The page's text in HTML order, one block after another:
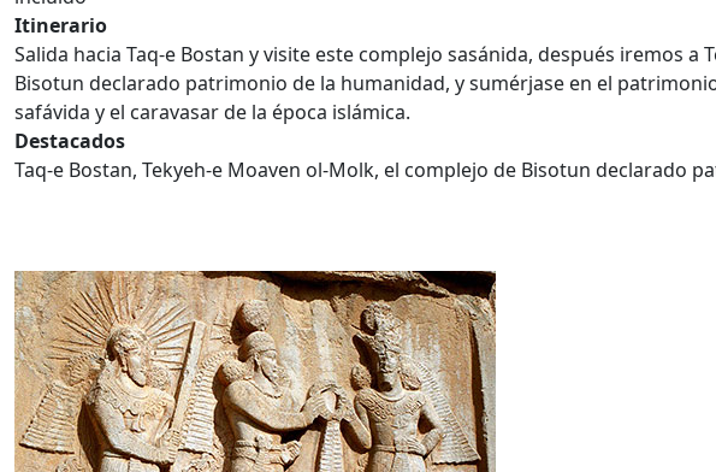
Itinerario
Salida hacia Taq-e Bostan y visite este complejo sasánida, después iremos
Bisotun declarado patrimonio de la humanidad, y sumérjase en el
safávida y el caravasar de la época islámica.
Destacados
Taq-e Bostan, Tekyeh-e Moaven ol-Molk, el complejo de Bisotun declarado